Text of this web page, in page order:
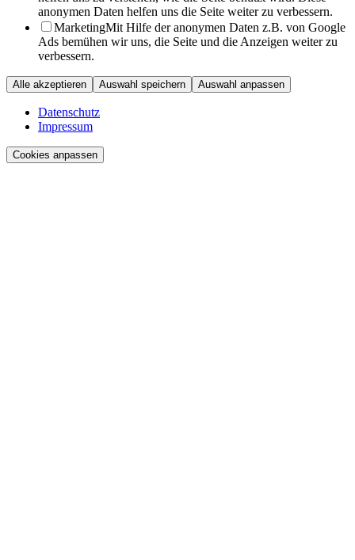
anonymen Daten helfen uns die Seite weiter zu verbessern.
MarketingMit Hilfe der anonymen Daten z.B. von Google
Ads bemühen wir uns, die Seite und die Anzeigen weiter zu
verbessern.
Alle akzeptieren Auswahl speichern Auswahl anpassen
Datenschutz
Impressum
Cookies anpassen